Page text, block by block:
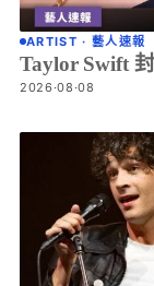
ARTIST · 藝人速報
Taylor Swift
2026·08·08